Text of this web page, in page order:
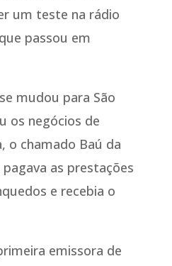
um teste na rádio
passou em
mudou para São
os negócios de
o chamado Baú da
as prestações
e recebia o
emissora de